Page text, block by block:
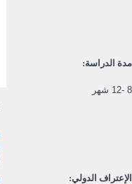
مدة الدراسة:
8 -12 شهر
الإعتراف الدولي: